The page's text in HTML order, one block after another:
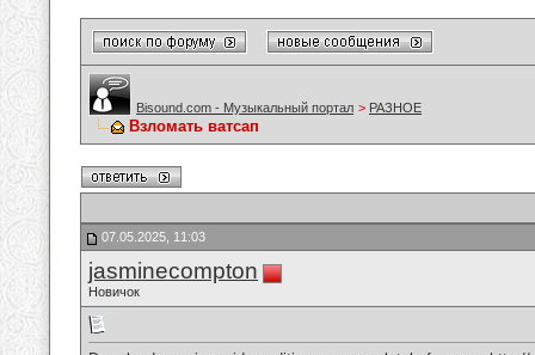
Bisound.com - Музыкальный портал > РАЗНОЕ
Взломать ватсап
07.05.2025, 11:03
jasminecompton
Новичок